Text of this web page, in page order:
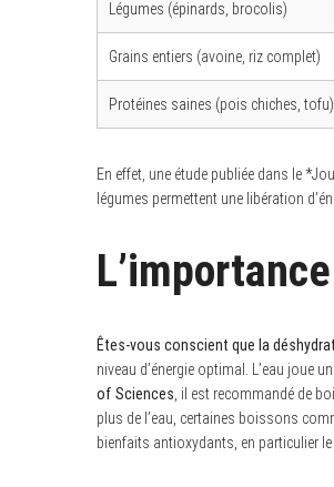
Légumes (épinards, brocolis)
Grains entiers (avoine, riz complet)
Protéines saines (pois chiches, tofu)
En effet, une étude publiée dans le
légumes permettent une libération
Êtes-vous conscient que la
niveau d’énergie optimal. L’eau joue
of Sciences , il est recommandé de
plus de l’eau, certaines boissons
bienfaits antioxydants, en particulier
r
o
: